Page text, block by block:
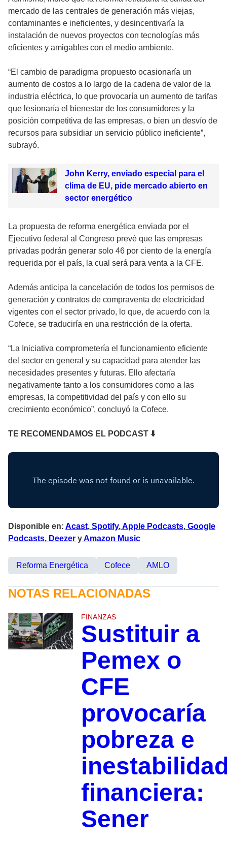
mercado de las centrales de generación más viejas,
contaminantes e ineficientes, y desincentivaría la
instalación de nuevos proyectos con tecnologías más
eficientes y amigables con el medio ambiente.
“El cambio de paradigma propuesto ocasionaría un
aumento de costos a lo largo de la cadena de valor de la
industria eléctrica, lo que provocaría un aumento de tarifas
que lesionaría el bienestar de los consumidores y la
posición competitiva de las empresas, o bien un desvío de
recursos para subsidiar un servicio público ineficiente”,
subrayó.
John Kerry, enviado especial para el
clima de EU, pide mercado abierto en
sector energético
La propuesta de reforma energética enviada por el
Ejecutivo federal al Congreso prevé que las empresas
privadas podrán generar solo 46 por ciento de la energía
requerida por el país, la cual será para venta a la CFE.
Además anticipa la cancelación de todos los permisos de
generación y contratos de compraventa de electricidad
vigentes con el sector privado, lo que, de acuerdo con la
Cofece, se traduciría en una restricción de la oferta.
“La Iniciativa comprometería el funcionamiento eficiente
del sector en general y su capacidad para atender las
necesidades presentes y futuras. Ello afectaría
negativamente tanto a los consumidores como a las
empresas, la competitividad del país y con ello su
crecimiento económico”, concluyó la Cofece.
TE RECOMENDAMOS EL PODCAST ⬇
Disponible en: Acast, Spotify,Apple Podcasts, Google
Podcasts, Deezer yAmazon Music
Reforma Energética Cofece AMLO
NOTAS RELACIONADAS
FINANZAS
Sustituir a
Pemex o
CFE
provocaría
pobreza e
financiera:
Sener